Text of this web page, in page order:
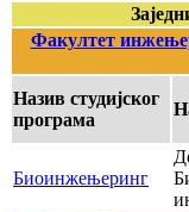
Факултет
Назив студијског
програма
Биоинжењеринг